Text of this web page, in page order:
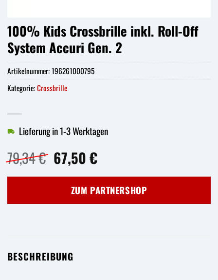
100% Kids Crossbrille inkl. Roll-Off
System Accuri Gen. 2
79,34€ Ursprünglicher
Preis
war:
79,34 €
67,50€Aktueller
ist:
67,50 €.
Lieferung in 1-3 Werktagen
ZUM PARTNERSHOP
Artikelnummer:196261000795
Kategorie:Crossbrille
BESCHREIBUNG